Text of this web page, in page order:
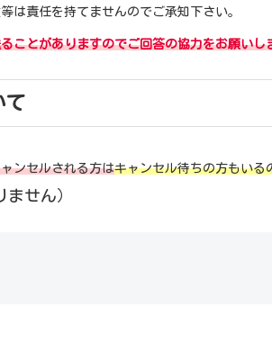
は責任を持てませんのでご承知下さい。
ことがありますのでご回答の協力をお願いし
て
ンセルされる方はキャンセル待ちの方もいる
せん）